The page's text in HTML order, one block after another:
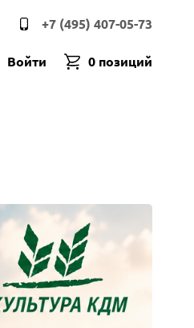
+7 (495) 407-05-73
0 позиций
Войти